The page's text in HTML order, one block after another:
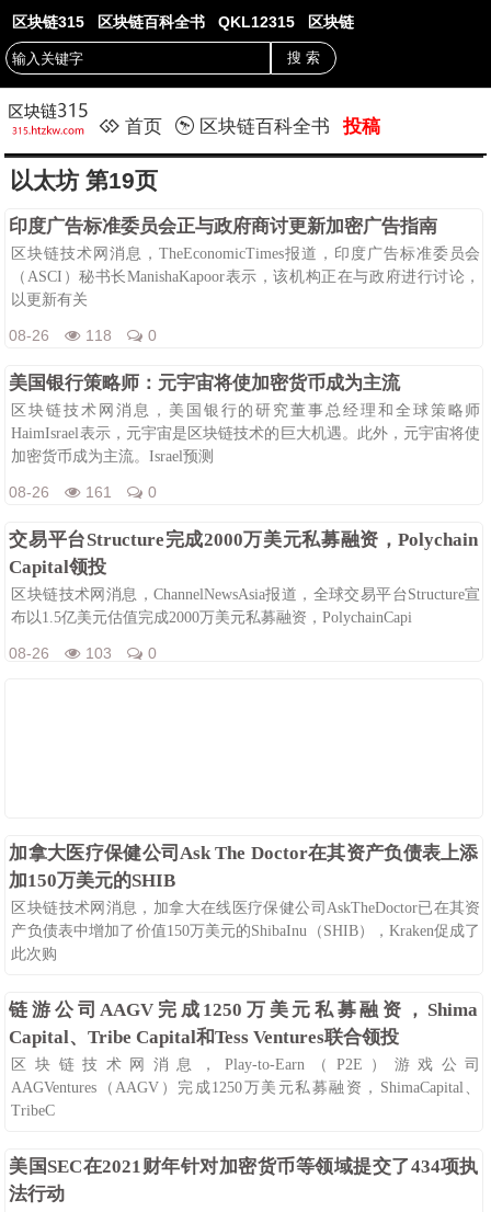
区块链315 区块链百科全书 QKL12315 区块链
首页 区块链百科全书 投稿
以太坊 第19页
印度广告标准委员会正与政府商讨更新加密广告指南
区块链技术网消息，TheEconomicTimes报道，印度广告标准委员会
（ASCI）秘书长ManishaKapoor表示，该机构正在与政府进行讨论，
以更新有关
08-26 118 0
美国银行策略师：元宇宙将使加密货币成为主流
区块链技术网消息，美国银行的研究董事总经理和全球策略师
HaimIsrael表示，元宇宙是区块链技术的巨大机遇。此外，元宇宙将使
加密货币成为主流。Israel预测
08-26 161 0
交易平台Structure完成2000万美元私募融资，Polychain
Capital领投
区块链技术网消息，ChannelNewsAsia报道，全球交易平台Structure宣
布以1.5亿美元估值完成2000万美元私募融资，PolychainCapi
08-26 103 0
加拿大医疗保健公司Ask The Doctor在其资产负债表上添
加150万美元的SHIB
区块链技术网消息，加拿大在线医疗保健公司AskTheDoctor已在其资
产负债表中增加了价值150万美元的ShibaInu（SHIB），Kraken促成了
此次购
链游公司AAGV完成1250万美元私募融资，Shima
Capital、Tribe Capital和Tess Ventures联合领投
区块链技术网消息，Play-to-Earn（P2E）游戏公司
AAGVentures（AAGV）完成1250万美元私募融资，ShimaCapital、
TribeC
美国SEC在2021财年针对加密货币等领域提交了434项执
法行动